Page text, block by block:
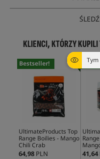
KLIENCI, KTÓRZY
Bestseller!
UltimateProducts Top
Range Boilies - Mango
Chili Crab
64,98 PLN 41,64